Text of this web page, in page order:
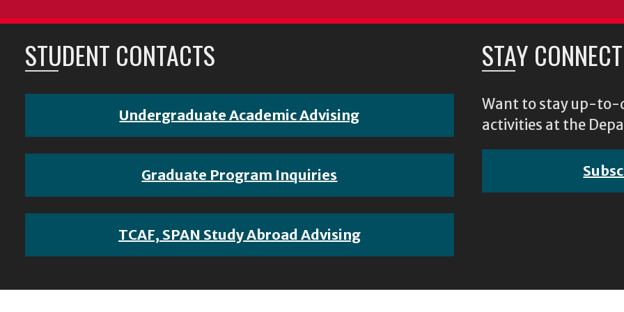
STUDENT CONTACTS
Undergraduate Academic Advising
Graduate Program Inquiries
TCAF, SPAN Study Abroad Advising
STAY
Want to stay up-to-
activities at the